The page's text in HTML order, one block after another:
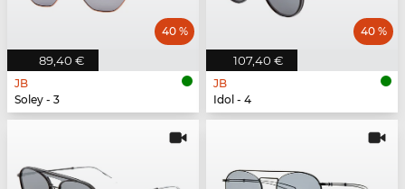
89,40 €
40 %
JB
Soley - 3
107,40 €
40 %
JB
Idol - 4